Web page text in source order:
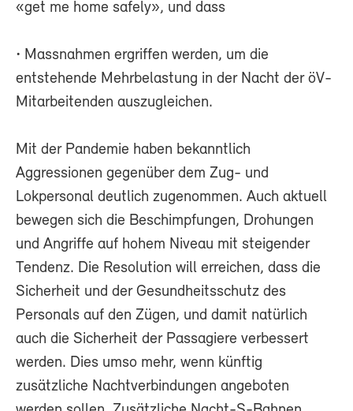
«get me home safely», und dass
• Massnahmen ergriffen werden, um die
entstehende Mehrbelastung in der Nacht der öV-
Mitarbeitenden auszugleichen.
Mit der Pandemie haben bekanntlich
Aggressionen gegenüber dem Zug- und
Lokpersonal deutlich zugenommen. Auch aktuell
bewegen sich die Beschimpfungen, Drohungen
und Angriffe auf hohem Niveau mit steigender
Tendenz. Die Resolution will erreichen, dass die
Sicherheit und der Gesundheitsschutz des
Personals auf den Zügen, und damit natürlich
auch die Sicherheit der Passagiere verbessert
werden. Dies umso mehr, wenn künftig
zusätzliche Nachtverbindungen angeboten